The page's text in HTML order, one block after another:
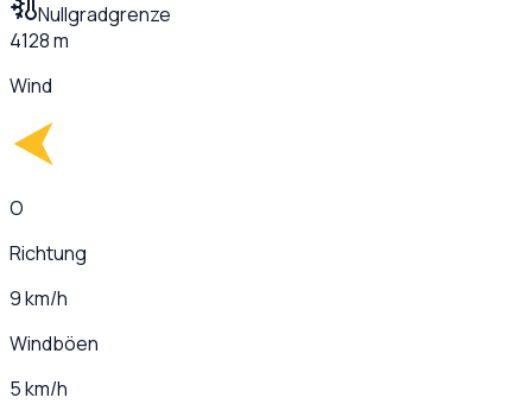
Nullgradgrenze
4128 m
Wind
O
Richtung
9 km/h
Windböen
5 km/h